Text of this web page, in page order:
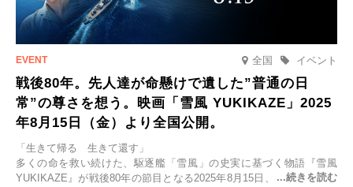
全国 イベント
戦後80年。先人達が命懸けで遺した”普通の日
常”の尊さを想う。映画「雪風 YUKIKAZE」2025
年8月15日（金）より全国公開。
「生きて帰る 生きて還す」
多くの命を救い続けた、駆逐艦「雪風」の史実に基づく物語『雪風
YUKIKAZE』が戦後80年の節目となる2025年8月15日、全国公開され